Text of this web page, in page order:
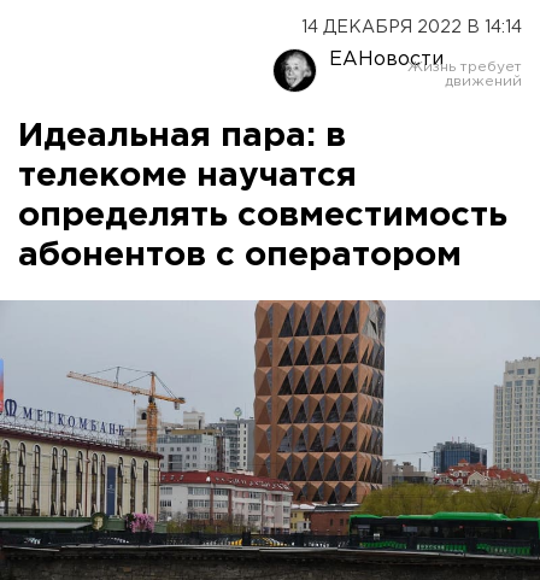
14 ДЕКАБРЯ 2022 В 14:14
ЕАНовости
Идеальная пара: в
телекоме научатся
определять совместимость
абонентов с оператором